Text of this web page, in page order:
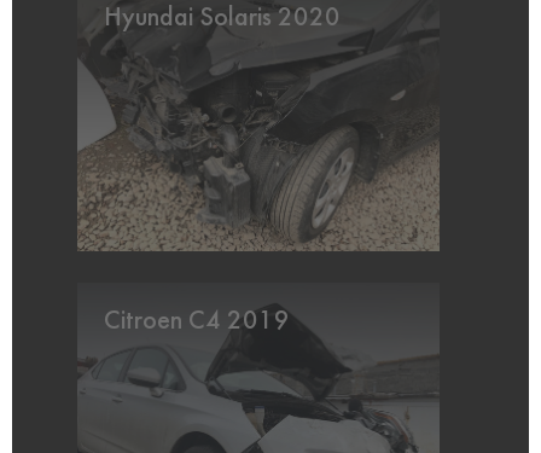
Hyundai Solaris 2020
Citroen C4 2019